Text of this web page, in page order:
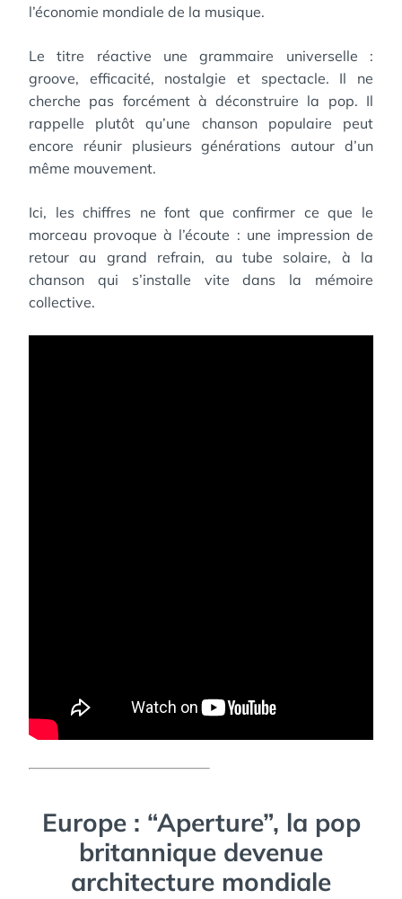
l’économie mondiale de la musique.
Le titre réactive une grammaire universelle :
groove, efficacité, nostalgie et spectacle. Il ne
cherche pas forcément à déconstruire la pop. Il
rappelle plutôt qu’une chanson populaire peut
encore réunir plusieurs générations autour d’un
même mouvement.
Ici, les chiffres ne font que confirmer ce que le
morceau provoque à l’écoute : une impression de
retour au grand refrain, au tube solaire, à la
chanson qui s’installe vite dans la mémoire
collective.
Europe : “Aperture”, la pop
britannique devenue
architecture mondiale